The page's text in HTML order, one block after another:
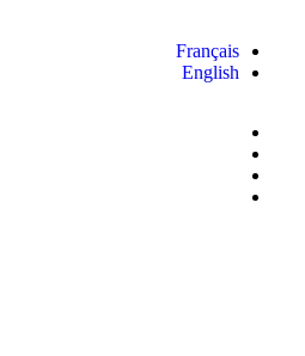
Français
English